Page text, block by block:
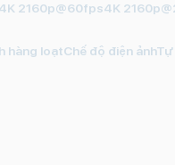
2160p@60fps4K
hàng loạtChế độ điện